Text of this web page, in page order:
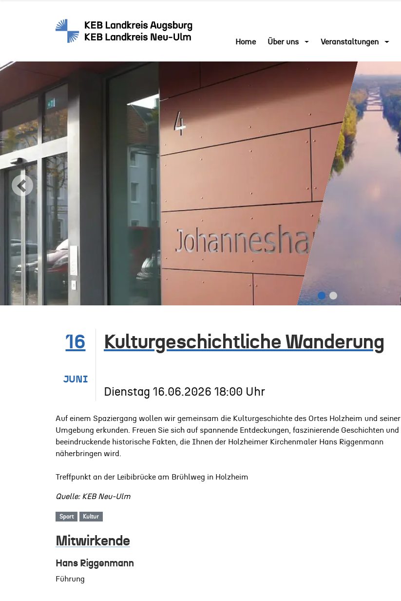
Home Über uns Veranstaltungen
16
JUNI
Kulturgeschichtliche Wanderung
Dienstag 16.06.2026 18:00 Uhr
Auf einem Spaziergang wollen wir gemeinsam die Kulturgeschichte des Ortes Holzheim und seiner
Umgebung erkunden. Freuen Sie sich auf spannende Entdeckungen, faszinierende Geschichten und
beeindruckende historische Fakten, die Ihnen der Holzheimer Kirchenmaler Hans Riggenmann
näherbringen wird.
Treffpunkt an der Leibibrücke am Brühlweg in Holzheim
Quelle: KEB Neu-Ulm
Sport Kultur
Mitwirkende
Hans Riggenmann
Führung